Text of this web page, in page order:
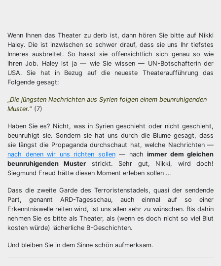
Wenn Ihnen das Theater zu derb ist, dann hören Sie bitte auf Nikki
Haley. Die ist inzwischen so schwer drauf, dass sie uns Ihr tiefstes
Inneres ausbreitet. So hasst sie offensichtlich sich genau so wie
ihren Job. Haley ist ja — wie Sie wissen — UN-Botschafterin der
USA. Sie hat in Bezug auf die neueste Theateraufführung das
Folgende gesagt:
„Die jüngsten Nachrichten aus Syrien folgen einem beunruhigenden
Muster.” (7)
Haben Sie es? Nicht, was in Syrien geschieht oder nicht geschieht,
beunruhigt sie. Sondern sie hat uns durch die Blume gesagt, dass
sie längst die Propaganda durchschaut hat, welche Nachrichten —
nach denen wir uns richten sollen— nach immer dem gleichen
beunruhigenden Muster strickt. Sehr gut, Nikki, wird doch!
Siegmund Freud hätte diesen Moment erleben sollen …
Dass die zweite Garde des Terroristenstadels, quasi der sendende
Part, genannt ARD-Tagesschau, auch einmal auf so einer
Erkenntniswelle reiten wird, ist uns allen sehr zu wünschen. Bis dahin
nehmen Sie es bitte als Theater, als (wenn es doch nicht so viel Blut
kosten würde) lächerliche B-Geschichten.
Und bleiben Sie in dem Sinne schön aufmerksam.